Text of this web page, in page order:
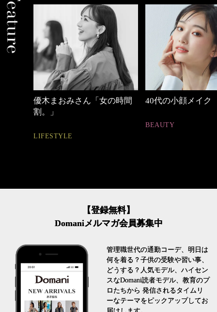
優木まおみさん「女の時間
割。」
LIFESTYLE
40代の小顔メイク
BEAUTY
【登録無料】
Domaniメルマガ会員募集中
管理職世代の通勤コーデ、明日は
何を着る？子供の受験や習い事、
どうする？人気モデル、ハイセン
スなDomani読者モデル、教育のプ
ロたちから 発信されるタイムリ
ーなテーマをピックアップしてお